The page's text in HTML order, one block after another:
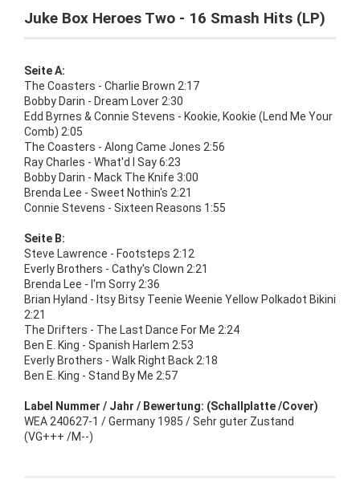
Juke Box Heroes Two - 16 Smash Hits (LP)
Seite A:
The Coasters - Charlie Brown 2:17
Bobby Darin - Dream Lover 2:30
Edd Byrnes & Connie Stevens - Kookie, Kookie (Lend Me Your
Comb) 2:05
The Coasters - Along Came Jones 2:56
Ray Charles - What'd I Say 6:23
Bobby Darin - Mack The Knife 3:00
Brenda Lee - Sweet Nothin's 2:21
Connie Stevens - Sixteen Reasons 1:55
Seite B:
Steve Lawrence - Footsteps 2:12
Everly Brothers - Cathy's Clown 2:21
Brenda Lee - I'm Sorry 2:36
Brian Hyland - Itsy Bitsy Teenie Weenie Yellow Polkadot Bikini
2:21
The Drifters - The Last Dance For Me 2:24
Ben E. King - Spanish Harlem 2:53
Everly Brothers - Walk Right Back 2:18
Ben E. King - Stand By Me 2:57
Label Nummer / Jahr / Bewertung: (Schallplatte /Cover)
WEA 240627-1 / Germany 1985 / Sehr guter Zustand
(VG+++ /M--)